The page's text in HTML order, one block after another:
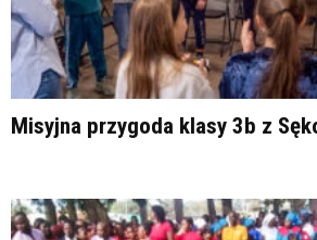
Misyjna przygoda klasy 3b z